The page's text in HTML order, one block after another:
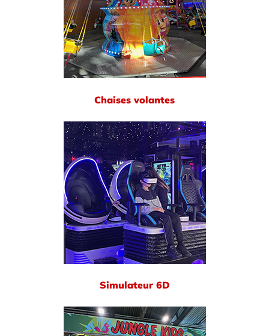
Chaises volantes
Simulateur 6D